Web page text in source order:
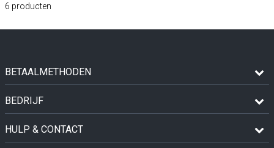
6 producten
BETAALMETHODEN
BEDRIJF
HULP & CONTACT